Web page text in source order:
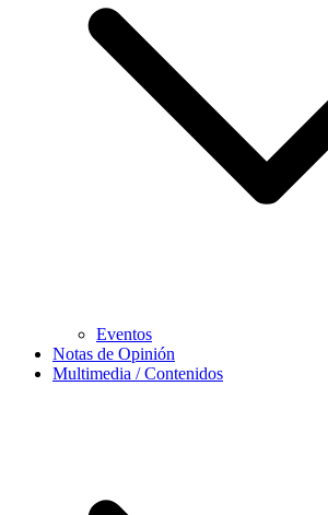
Eventos
Notas de Opinión
Multimedia / Contenidos